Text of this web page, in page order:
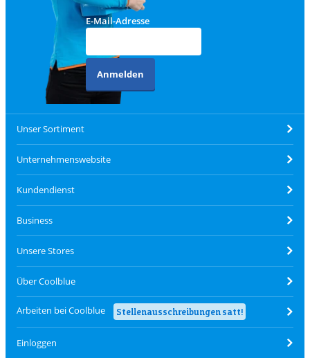
E-Mail-Adresse
Anmelden
Unser Sortiment
Unternehmenswebsite
Kundendienst
Business
Unsere Stores
Über Coolblue
Arbeiten bei Coolblue Stellenausschreibungen satt!
Einloggen